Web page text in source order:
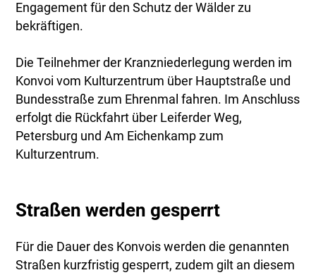
Engagement für den Schutz der Wälder zu
bekräftigen.
Die Teilnehmer der Kranzniederlegung werden im
Konvoi vom Kulturzentrum über Hauptstraße und
Bundesstraße zum Ehrenmal fahren. Im Anschluss
erfolgt die Rückfahrt über Leiferder Weg,
Petersburg und Am Eichenkamp zum
Kulturzentrum.
Straßen werden gesperrt
Für die Dauer des Konvois werden die genannten
Straßen kurzfristig gesperrt, zudem gilt an diesem